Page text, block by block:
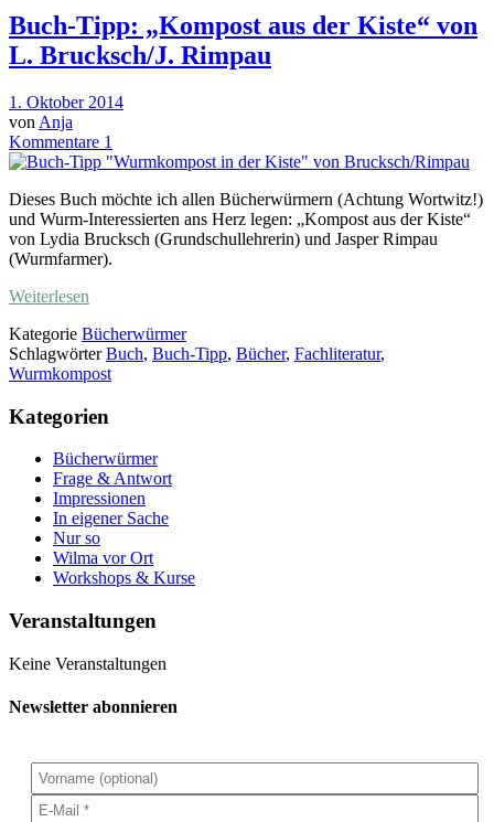
Buch-Tipp: „Kompost aus der Kiste“ von
L. Brucksch/J. Rimpau
1. Oktober 2014
von Anja
Kommentare 1
Dieses Buch möchte ich allen Bücherwürmern (Achtung Wortwitz!)
und Wurm-Interessierten ans Herz legen: „Kompost aus der Kiste“
von Lydia Brucksch (Grundschullehrerin) und Jasper Rimpau
(Wurmfarmer).
Weiterlesen
Kategorie Bücherwürmer
SchlagwörterBuch, Buch-Tipp, Bücher, Fachliteratur,
Wurmkompost
Kategorien
Bücherwürmer
Frage & Antwort
Impressionen
In eigener Sache
Nur so
Wilma vor Ort
Workshops & Kurse
Veranstaltungen
Keine Veranstaltungen
Newsletter abonnieren